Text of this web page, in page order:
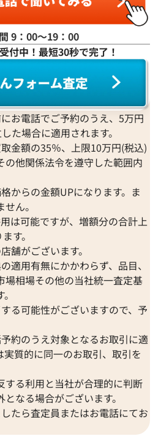
9：00〜19：00
付中！最短30秒で完了！
お電話でご予約のうえ、5万円
た場合に適用されます。
金額の35％、上限10万円(税込)
の他関係法令を遵守した範囲内
からの金額UPになります。ま
ん。
は可能ですが、増額分の合計上
す。
舗がございます。
適用有無にかかわらず、品目、
場相場その他の当社統一査定基
る可能性がございますので、予
約のうえ対象となるお取引に適
質的に同一のお取引、取引を
する利用と当社が合理的に判断
なる場合がございます。
たら査定員またはお電話にてお